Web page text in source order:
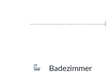
Badezimmer